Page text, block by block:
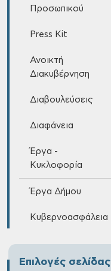
Προσωπικού
Press Kit
Ανοικτή
Διακυβέρνηση
Διαβουλεύσεις
Διαφάνεια
Έργα -
Κυκλοφορία
Έργα Δήμου
Κυβερνοασφάλεια
Επιλογές σελίδας